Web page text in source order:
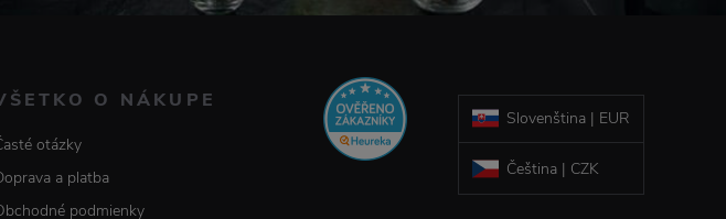
O NÁKUPE
otázky
a platba
podmienky
Slovenština | EUR
Čeština | CZK